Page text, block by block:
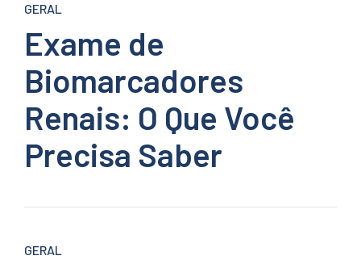
GERAL
Exame de
Biomarcadores
Renais: O Que Você
Precisa Saber
GERAL